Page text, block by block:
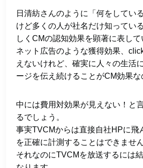
日清紡さんのように「何をしてい
けど多くの人が社名だけ知ってい
しくCMの認知効果を顕著に表して
ネット広告のような獲得効果、
えないけれど、確実に人々の生活
ージを伝え続けることがCM効果な
中には費用対効果が見えない！と
るでしょう。
事実TVCMからは直接自社HPに飛
を正確に計測することはできません
それなのにTVCMを放送するには